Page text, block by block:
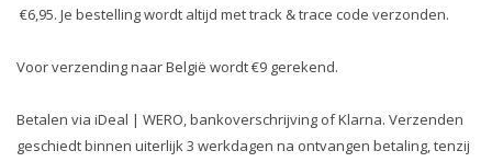
€6,95. Je bestelling wordt altijd met track & trace code verzonden.
Voor verzending naar België wordt €9 gerekend.
Betalen via iDeal | WERO, bankoverschrijving of Klarna. Verzenden
geschiedt binnen uiterlijk 3 werkdagen na ontvangen betaling, tenzij